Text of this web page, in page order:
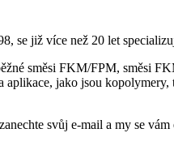
se již více než 20 let
směsi FKM/FPM, směsi
jako jsou
svůj e-mail a my se